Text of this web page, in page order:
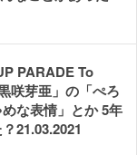
PARADE To
咲芽亜」の「ぺろ
な表情」とか 5年
21.03.2021